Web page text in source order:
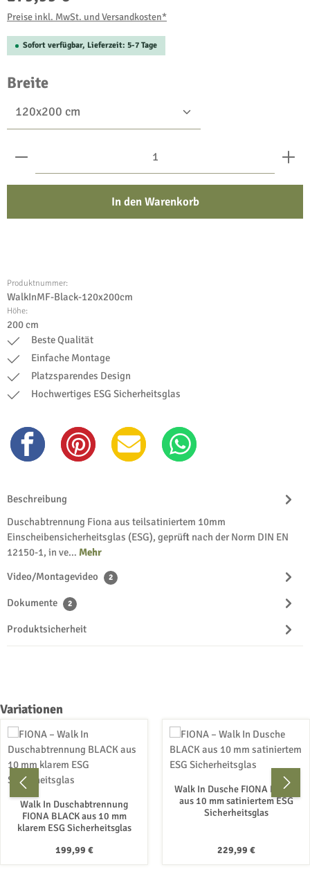
Preise inkl. MwSt. und Versandkosten*
Sofort verfügbar, Lieferzeit: 5-7 Tage
Breiteauswählen
Produkt Anzahl: Gib den gewünschten Wert ein oder
In den Warenkorb
Produktnummer:
WalkInMF-Black-120x200cm
Höhe:
200 cm
Beste Qualität
Einfache Montage
Platzsparendes Design
Hochwertiges ESG Sicherheitsglas
Beschreibung
Duschabtrennung Fiona aus teilsatiniertem 10mm
Einscheibensicherheitsglas (ESG), geprüft nach der Norm DIN EN
12150-1, in ve… Mehr
Video/Montagevideo
2
Dokumente 2
Produktsicherheit
Produktgalerie überspringen
Variationen
Walk In Duschabtrennung
FIONA BLACK aus 10 mm
klarem ESG Sicherheitsglas
Regulärer Preis:
199,99 €
Walk In Dusche FIONA BLACK
aus 10 mm satiniertem ESG
Sicherheitsglas
Regulärer Preis:
229,99 €